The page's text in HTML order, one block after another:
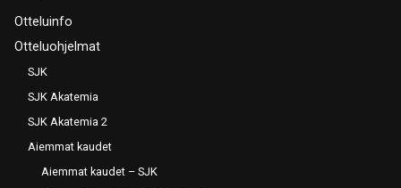
Otteluinfo
Otteluohjelmat
SJK
SJK Akatemia
SJK Akatemia 2
Aiemmat kaudet
Aiemmat kaudet – SJK